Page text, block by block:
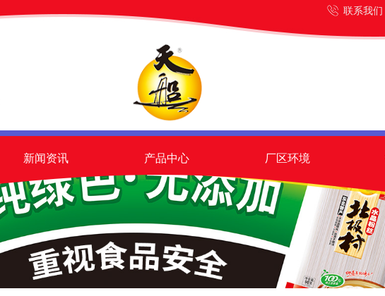
联系我们
新闻资讯 产品中心 厂区环境